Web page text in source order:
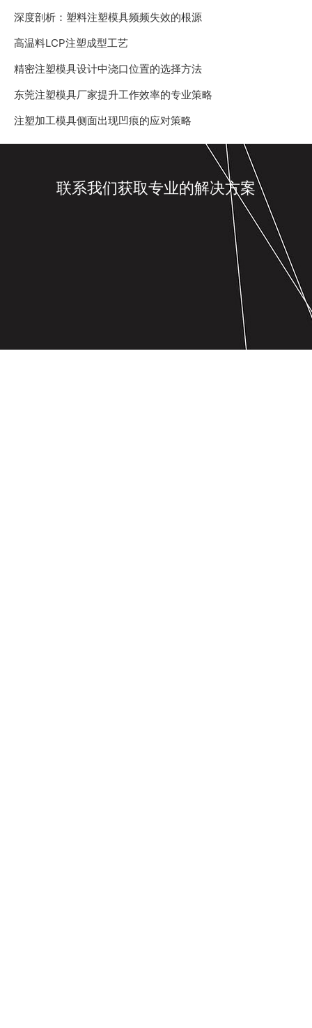
深度剖析：塑料注塑模具频频失效的根源
高温料LCP注塑成型工艺
精密注塑模具设计中浇口位置的选择方法
东莞注塑模具厂家提升工作效率的专业策略
注塑加工模具侧面出现凹痕的应对策略
联系我们获取专业的解决方案